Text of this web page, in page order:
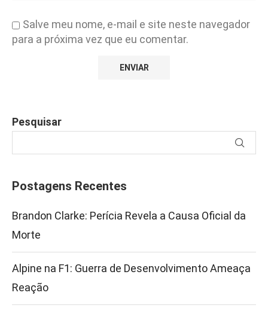
Salve meu nome, e-mail e site neste navegador
para a próxima vez que eu comentar.
Pesquisar
Postagens Recentes
Brandon Clarke: Perícia Revela a Causa Oficial da
Morte
Alpine na F1: Guerra de Desenvolvimento Ameaça
Reação